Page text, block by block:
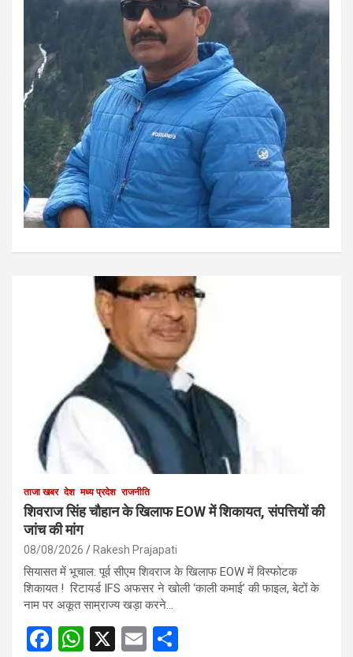
ताजा खबर देश मध्य प्रदेश राजनीति
शिवराज सिंह चौहान के खिलाफ EOW में शिकायत, संपत्तियों की
जांच की मांग
08/08/2026 Rakesh Prajapati
सियासत में भूचाल: पूर्व सीएम शिवराज के खिलाफ EOW में विस्फोटक
शिकायत ! रिटायर्ड IFS अफसर ने खोली ‘काली कमाई’ की फाइल, बेटों के
नाम पर अकूत साम्राज्य खड़ा करने…
F
W X
E